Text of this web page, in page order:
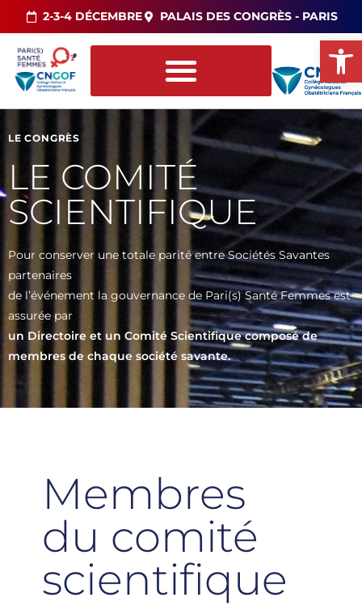
2-3-4 DÉCEMBRE PALAIS DES CONGRÈS - PARIS
LE CONGRÈS
LE COMITÉ
SCIENTIFIQUE
Pour conserver une totale parité entre Sociétés Savantes
partenaires
de l’événement la gouvernance de Pari(s) Santé Femmes est
assurée par
un Directoire et un Comité Scientifique composé de
membres de chaque société savante.
Membres
du comité
scientifique